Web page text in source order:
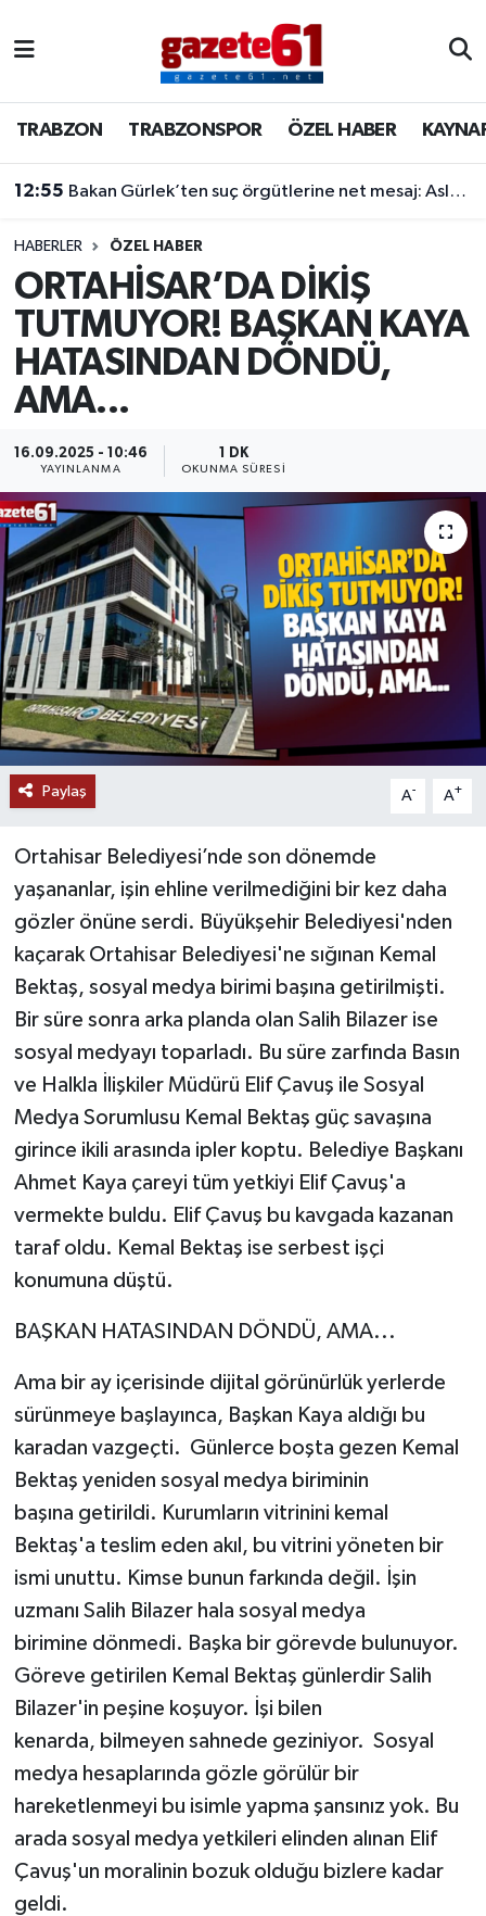
TRABZON TRABZONSPOR ÖZEL HABER
12:55 Bakan Gürlek’ten suç örgütlerine net mesaj: Asla meydanı boş sanmayın, devlet buradadır
HABERLER ÖZEL HABER
ORTAHİSAR’DA DİKİŞ
TUTMUYOR! BAŞKAN KAYA
HATASINDAN DÖNDÜ,
AMA...
16.09.2025 - 10:46
YAYINLANMA
1 DK
OKUNMA SÜRESI
Paylaş A- A+
Ortahisar Belediyesi’nde son dönemde
yaşananlar, işin ehline verilmediğini bir kez daha
gözler önüne serdi. Büyükşehir Belediyesi'nden
kaçarak Ortahisar Belediyesi'ne sığınan Kemal
Bektaş, sosyal medya birimi başına getirilmişti.
Bir süre sonra arka planda olan Salih Bilazer ise
sosyal medyayı toparladı. Bu süre zarfında Basın
ve Halkla İlişkiler Müdürü Elif Çavuş ile Sosyal
Medya Sorumlusu Kemal Bektaş güç savaşına
girince ikili arasında ipler koptu. Belediye Başkanı
Ahmet Kaya çareyi tüm yetkiyi Elif Çavuş'a
vermekte buldu. Elif Çavuş bu kavgada kazanan
taraf oldu. Kemal Bektaş ise serbest işçi
konumuna düştü.
BAŞKAN HATASINDAN DÖNDÜ, AMA...
Ama bir ay içerisinde dijital görünürlük yerlerde
sürünmeye başlayınca, Başkan Kaya aldığı bu
karadan vazgeçti. Günlerce boşta gezen Kemal
Bektaş yeniden sosyal medya biriminin
başına getirildi. Kurumların vitrinini kemal
Bektaş'a teslim eden akıl, bu vitrini yöneten bir
ismi unuttu. Kimse bunun farkında değil. İşin
uzmanı Salih Bilazer hala sosyal medya
birimine dönmedi. Başka bir görevde bulunuyor.
Göreve getirilen Kemal Bektaş günlerdir Salih
Bilazer'in peşine koşuyor. İşi bilen
kenarda, bilmeyen sahnede geziniyor. Sosyal
medya hesaplarında gözle görülür bir
hareketlenmeyi bu isimle yapma şansınız yok. Bu
arada sosyal medya yetkileri elinden alınan Elif
Çavuş'un moralinin bozuk olduğu bizlere kadar
geldi.
TRABZONSPOR
ÖZEL HABER
KAYNAR KAZAN
SİYASET
GÜNDEM
Trabzon Nöbetçi Eczaneler
Trabzon Hava Durumu
Trabzon Namaz Vakitleri
Trabzon Trafik Yoğunluk Haritası
Süper Lig Puan Durumu ve Fikstür
Tüm Manşetler
Son Dakika Haberleri
Haber Arşivi